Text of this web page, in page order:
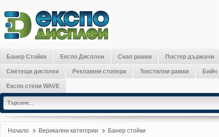
Банер Стойки Експо Дисплеи Снап рамки Постер държачи
Светещи дисплеи Рекламни стопери Текстилни рамки Бийч
Експо стени WAVE
Начало »
Верикални категории »
Банер стойки